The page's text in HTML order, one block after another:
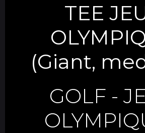
TEE
(Giant,
GOLF -